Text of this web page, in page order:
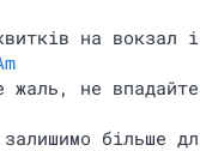
на вокзал
жаль, не
більше